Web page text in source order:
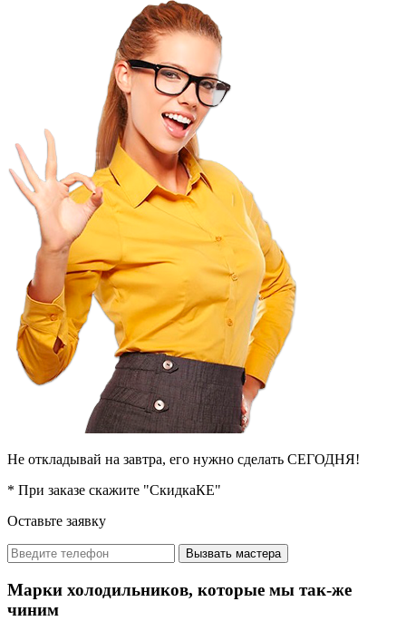
Не откладывай на завтра, его нужно сделать СЕГОДНЯ!
* При заказе скажите "СкидкаКЕ"
Оставьте заявку
Вызвать мастера
Марки холодильников, которые мы так-же
чиним